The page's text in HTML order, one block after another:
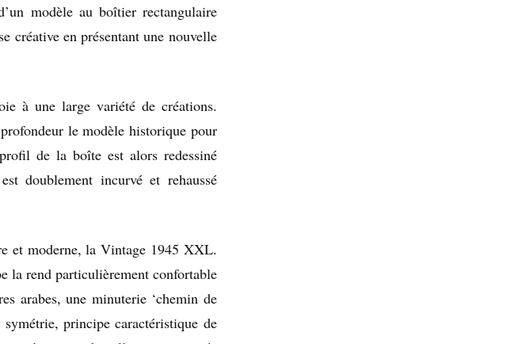
modèle au boîtier rectangulaire
créative en présentant une nouvelle
à une large variété de créations.
le modèle historique pour
de la boîte est alors redessiné
doublement incurvé et rehaussé
et moderne, la Vintage 1945 XXL.
la rend particulièrement confortable
arabes, une minuterie ‘chemin de
principe caractéristique de